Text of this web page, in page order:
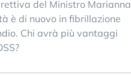
del Ministro Marianna
è di nuovo in fibrillazione
Chi avrà più vantaggi